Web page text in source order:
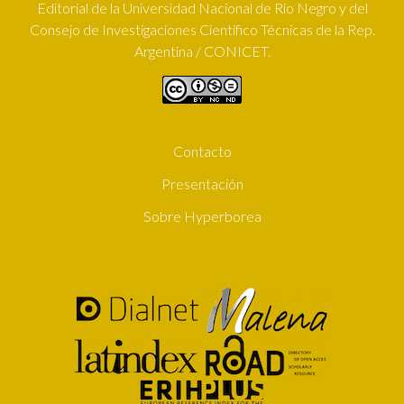
Editorial de la Universidad Nacional de Río Negro y del
Consejo de Investigaciones Científico Técnicas de la Rep.
Argentina / CONICET.
SUBFOOTER
Contacto
Presentación
Sobre Hyperborea